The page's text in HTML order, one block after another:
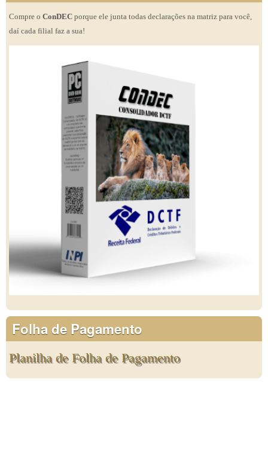
Compre o ConDEC porque ele junta todas declarações na matriz para você,
daí cada filial faz a sua!
Folha de Pagamento
Planilha de Folha de Pagamento